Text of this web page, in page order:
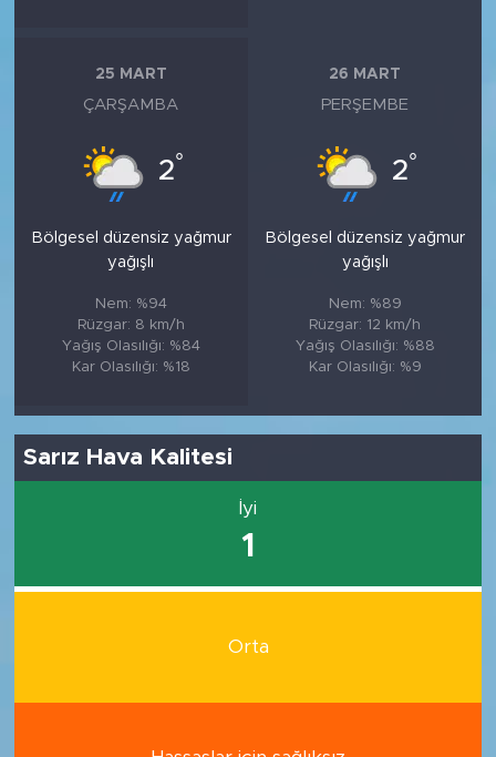
25 MART
ÇARŞAMBA
2°
Bölgesel düzensiz yağmur
yağışlı
Nem: %94
Rüzgar: 8 km/h
Yağış Olasılığı: %84
Kar Olasılığı: %18
26 MART
PERŞEMBE
2°
Bölgesel düzensiz yağmur
yağışlı
Nem: %89
Rüzgar: 12 km/h
Yağış Olasılığı: %88
Kar Olasılığı: %9
Sarız Hava Kalitesi
İyi
1
Orta